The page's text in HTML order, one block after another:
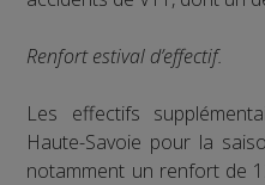
Renfort estival d’effectif.
Les effectifs
Haute-Savoie pour la
notamment un renfort de